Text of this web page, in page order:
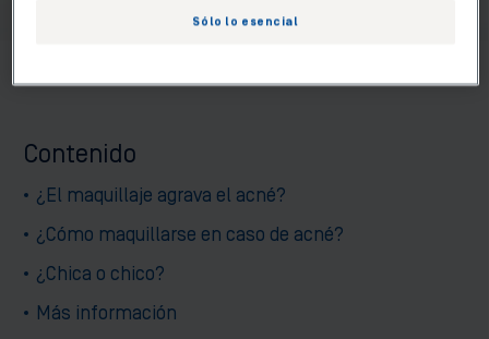
Contenido
¿El maquillaje agrava el acné?
¿Cómo maquillarse en caso de acné?
¿Chica o chico?
Más información
Sólo lo esencial